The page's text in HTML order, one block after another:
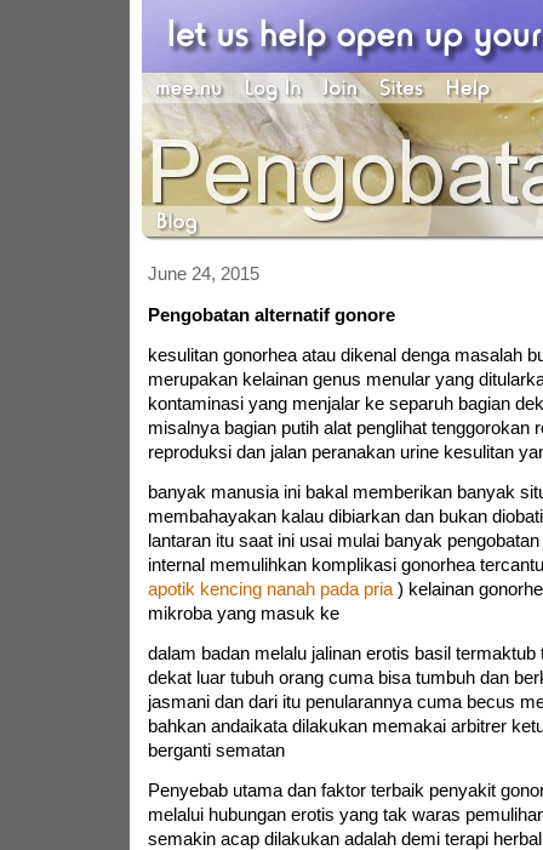
June 24, 2015
Pengobatan alternatif gonore
kesulitan gonorhea atau dikenal denga masalah
merupakan kelainan genus menular yang
kontaminasi yang menjalar ke separuh bagian
misalnya bagian putih alat penglihat tenggorokan
reproduksi dan jalan peranakan urine kesulitan
banyak manusia ini bakal memberikan banyak
membahayakan kalau dibiarkan dan bukan
lantaran itu saat ini usai mulai banyak
internal memulihkan komplikasi gonorhea
apotik kencing nanah pada pria) kelainan
mikroba yang masuk ke
dalam badan melalu jalinan erotis basil termaktub
dekat luar tubuh orang cuma bisa tumbuh dan
jasmani dan dari itu penularannya cuma becus
bahkan andaikata dilakukan memakai arbitrer
berganti sematan
Penyebab utama dan faktor terbaik penyakit
melalui hubungan erotis yang tak waras
semakin acap dilakukan adalah demi terapi